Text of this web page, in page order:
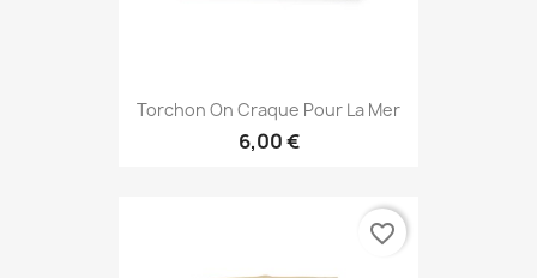
Torchon On Craque Pour La Mer
6,00 €
favorite_border